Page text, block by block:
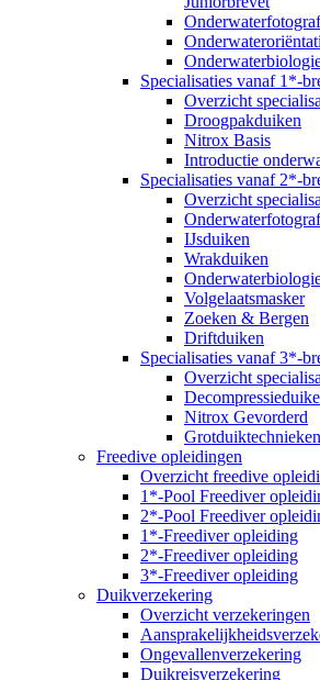
Specialisaties vanaf 1*-
Overzicht
Droogpakduiken
Nitrox Basis
Introductie
Specialisaties vanaf 2*-
Overzicht
IJsduiken
Wrakduiken
Volgelaatsmasker
Zoeken & Bergen
Driftduiken
Specialisaties vanaf 3*-
Overzicht
Nitrox Gevorderd
Freedive opleidingen
Overzicht freedive
1*-Pool Freediver
2*-Pool Freediver
1*-Freediver opleiding
2*-Freediver opleiding
3*-Freediver opleiding
Duikverzekering
Overzicht verzekeringen
Ongevallenverzekering
Duikreisverzekering